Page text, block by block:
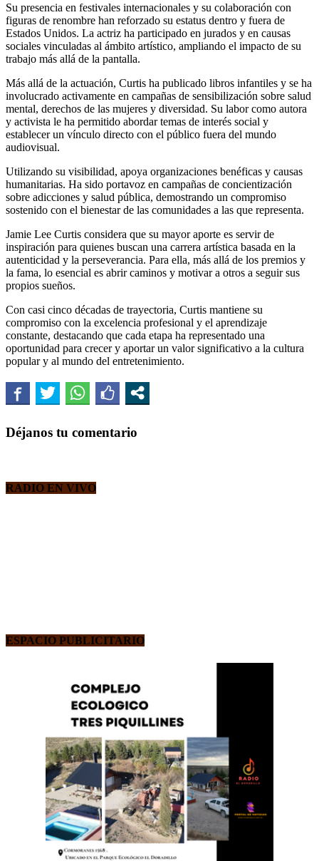
Su presencia en festivales internacionales y su colaboración con
figuras de renombre han reforzado su estatus dentro y fuera de
Estados Unidos. La actriz ha participado en jurados y en causas
sociales vinculadas al ámbito artístico, ampliando el impacto de su
trabajo más allá de la pantalla.
Más allá de la actuación, Curtis ha publicado libros infantiles y se ha
involucrado activamente en campañas de sensibilización sobre salud
mental, derechos de las mujeres y diversidad. Su labor como autora
y activista le ha permitido abordar temas de interés social y
establecer un vínculo directo con el público fuera del mundo
audiovisual.
Utilizando su visibilidad, apoya organizaciones benéficas y causas
humanitarias. Ha sido portavoz en campañas de concientización
sobre adicciones y salud pública, demostrando un compromiso
sostenido con el bienestar de las comunidades a las que representa.
Jamie Lee Curtis considera que su mayor aporte es servir de
inspiración para quienes buscan una carrera artística basada en la
autenticidad y la perseverancia. Para ella, más allá de los premios y
la fama, lo esencial es abrir caminos y motivar a otros a seguir sus
propios sueños.
Con casi cinco décadas de trayectoria, Curtis mantiene su
compromiso con la excelencia profesional y el aprendizaje
constante, destacando que cada etapa ha representado una
oportunidad para crecer y aportar un valor significativo a la cultura
popular y al mundo del entretenimiento.
Déjanos tu comentario
RADIO EN VIVO
ESPACIO PUBLICITARIO